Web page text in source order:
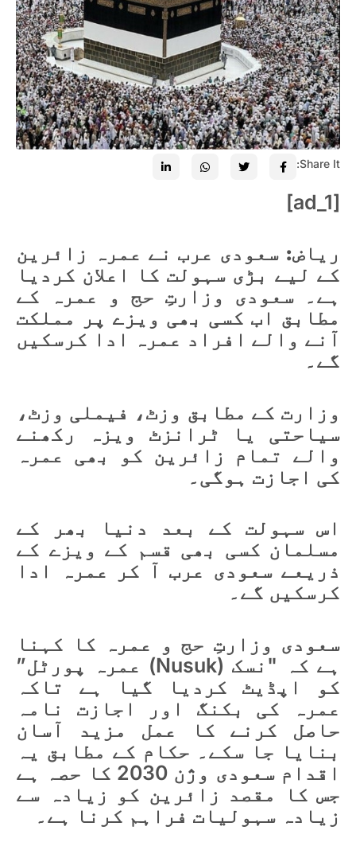
Share It:
[ad_1]
ریاض: سعودی عرب نے عمرہ زائرین
کے لیے بڑی سہولت کا اعلان کردیا
ہے۔ سعودی وزارتِ حج و عمرہ کے
مطابق اب کسی بھی ویزے پر مملکت
آنے والے افراد عمرہ ادا کرسکیں
گے۔
وزارت کے مطابق وزٹ، فیملی وزٹ،
سیاحتی یا ٹرانزٹ ویزہ رکھنے
والے تمام زائرین کو بھی عمرہ
کی اجازت ہوگی۔
اس سہولت کے بعد دنیا بھر کے
مسلمان کسی بھی قسم کے ویزے کے
ذریعے سعودی عرب آ کر عمرہ ادا
کرسکیں گے۔
سعودی وزارتِ حج و عمرہ کا کہنا
ہے کہ "نسک (Nusuk) عمرہ پورٹل”
کو اپڈیٹ کردیا گیا ہے تاکہ
عمرہ کی بکنگ اور اجازت نامہ
حاصل کرنے کا عمل مزید آسان
بنایا جا سکے۔ حکام کے مطابق یہ
اقدام سعودی وژن 2030 کا حصہ ہے
جس کا مقصد زائرین کو زیادہ سے
زیادہ سہولیات فراہم کرنا ہے۔